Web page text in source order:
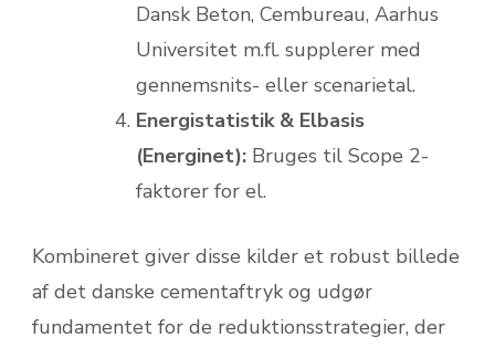
Dansk Beton, Cembureau, Aarhus
Universitet m.fl. supplerer med
gennemsnits- eller scenarietal.
Energistatistik & Elbasis
(Energinet): Bruges til Scope 2-
faktorer for el.
Kombineret giver disse kilder et robust billede
af det danske cementaftryk og udgør
fundamentet for de reduktionsstrategier, der